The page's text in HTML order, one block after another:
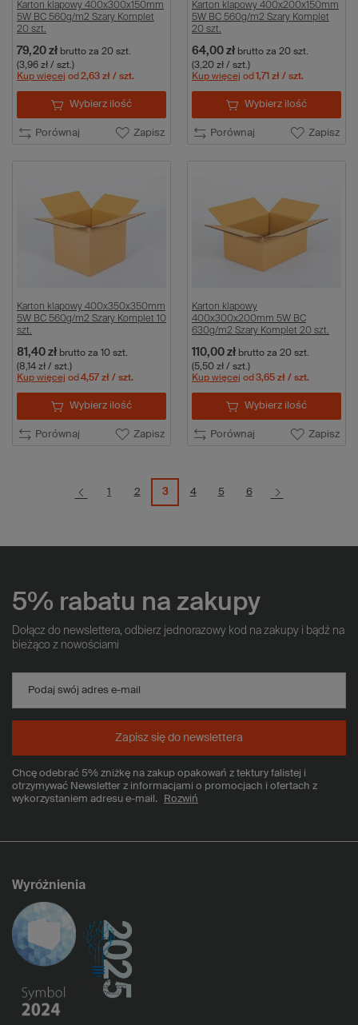
Karton klapowy 400x300x150mm
5W BC 560g/m2 Szary Komplet
20 szt.
79,20 zł brutto za 20 szt.
(3,96 zł / szt.)
Kup więcej od 2,63 zł / szt.
Porównaj Zapisz
Wybierz ilość
Karton klapowy 400x200x150mm
5W BC 560g/m2 Szary Komplet
20 szt.
64,00 zł brutto za 20 szt.
(3,20 zł / szt.)
Kup więcej od 1,71 zł / szt.
Porównaj Zapisz
Wybierz ilość
Karton klapowy 400x350x350mm
5W BC 560g/m2 Szary Komplet 10
szt.
81,40 zł brutto za 10 szt.
(8,14 zł / szt.)
Kup więcej od 4,57 zł / szt.
Porównaj Zapisz
Wybierz ilość
Karton klapowy
400x300x200mm 5W BC
630g/m2 Szary Komplet 20 szt.
110,00 zł brutto za 20 szt.
(5,50 zł / szt.)
Kup więcej od 3,65 zł / szt.
Porównaj Zapisz
Wybierz ilość
1 2 3 4 5 6
5% rabatu na zakupy
Dołącz do newslettera, odbierz jednorazowy kod na zakupy i bądź na
bieżąco z nowościami
Podaj swój adres e-mail
Chcę odebrać 5% zniżkę na zakup opakowań z tektury falistej i
otrzymywać Newsletter z informacjami o promocjach i ofertach z
wykorzystaniem adresu e-mail.
Rozwiń
Zapisz się do newslettera
Wyróżnienia